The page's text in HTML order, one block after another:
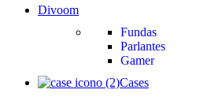
Divoom
Fundas
Parlantes
Gamer
Cases